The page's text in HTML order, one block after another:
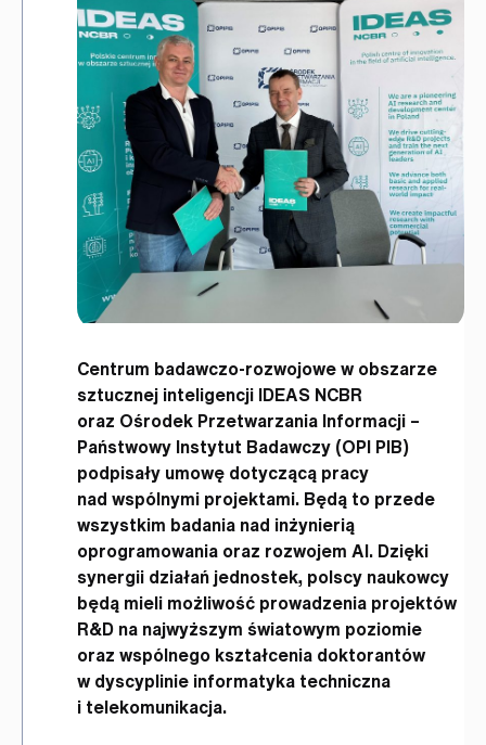
Centrum badawczo-rozwojowe w obszarze
sztucznej inteligencji IDEAS NCBR
oraz Ośrodek Przetwarzania Informacji –
Państwowy Instytut Badawczy (OPI PIB)
podpisały umowę dotyczącą pracy
nad wspólnymi projektami. Będą to przede
wszystkim badania nad inżynierią
oprogramowania oraz rozwojem AI. Dzięki
synergii działań jednostek, polscy naukowcy
będą mieli możliwość prowadzenia projektów
R&D na najwyższym światowym poziomie
oraz wspólnego kształcenia doktorantów
w dyscyplinie informatyka techniczna
i telekomunikacja.